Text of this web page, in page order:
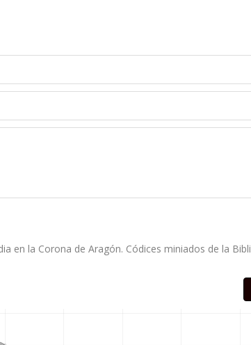
en la Corona de Aragón. Códices miniados de la